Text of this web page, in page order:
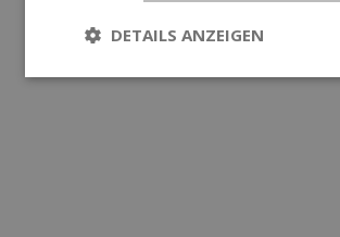
DETAILS ANZEIGEN